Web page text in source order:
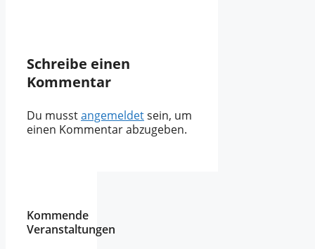
Schreibe einen
Kommentar
Du musstangemeldetsein, um
einen Kommentar abzugeben.
Kommende
Veranstaltungen